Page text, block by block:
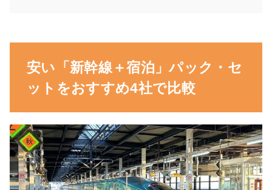
安い「新幹線＋宿泊」パック・セ
ットをおすすめ4社で比較